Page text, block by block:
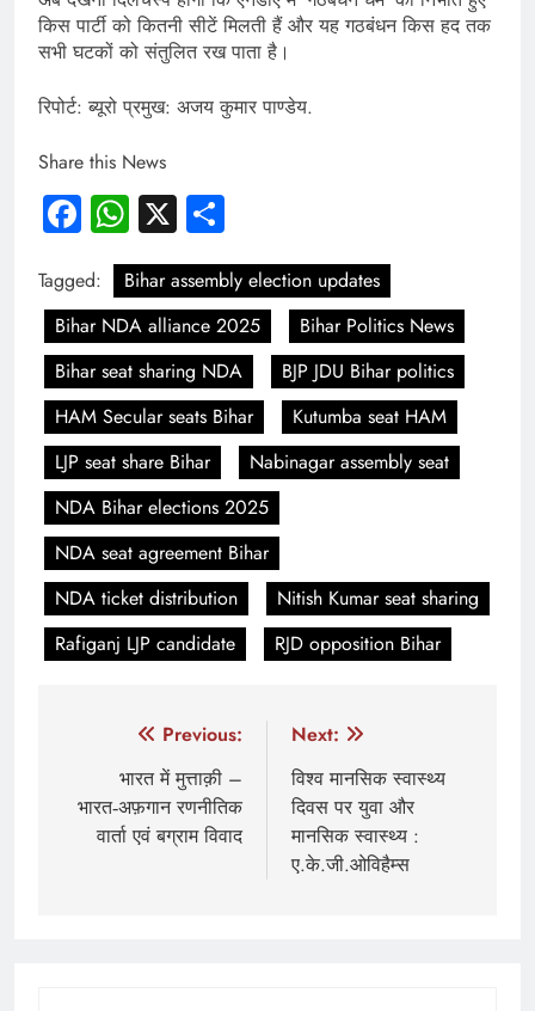
किस पार्टी को कितनी सीटें मिलती हैं और यह गठबंधन किस हद तक
सभी घटकों को संतुलित रख पाता है।
रिपोर्ट: ब्यूरो प्रमुख: अजय कुमार पाण्डेय.
Share this News
Facebook
WhatsApp
X
Tagged:
Bihar assembly election updates
Bihar NDA alliance 2025
Bihar Politics News
Bihar seat sharing NDA
BJP JDU Bihar politics
HAM Secular seats Bihar
Kutumba seat HAM
LJP seat share Bihar
Nabinagar assembly seat
NDA Bihar elections 2025
NDA seat agreement Bihar
NDA ticket distribution
Nitish Kumar seat sharing
Rafiganj LJP candidate
RJD opposition Bihar
navigation
Previous:
भारत में मुत्ताक़ी –
भारत‑अफ़गान रणनीतिक
वार्ता एवं बग्राम विवाद
Next:
विश्व मानसिक स्वास्थ्य
दिवस पर युवा और
मानसिक स्वास्थ्य :
ए.के.जी.ओविहैम्स